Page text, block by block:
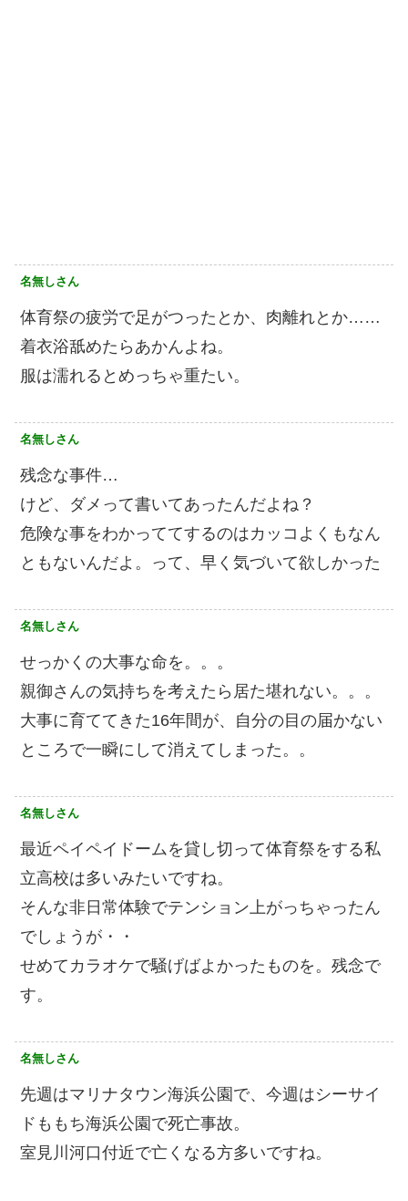
名無しさん
体育祭の疲労で足がつったとか、肉離れとか……
着衣浴舐めたらあかんよね。
服は濡れるとめっちゃ重たい。
名無しさん
残念な事件…
けど、ダメって書いてあったんだよね？
危険な事をわかっててするのはカッコよくもなん
ともないんだよ。って、早く気づいて欲しかった
名無しさん
せっかくの大事な命を。。。
親御さんの気持ちを考えたら居た堪れない。。。
大事に育ててきた16年間が、自分の目の届かない
ところで一瞬にして消えてしまった。。
名無しさん
最近ペイペイドームを貸し切って体育祭をする私
立高校は多いみたいですね。
そんな非日常体験でテンション上がっちゃったん
でしょうが・・
せめてカラオケで騒げばよかったものを。残念で
す。
名無しさん
先週はマリナタウン海浜公園で、今週はシーサイ
ドももち海浜公園で死亡事故。
室見川河口付近で亡くなる方多いですね。